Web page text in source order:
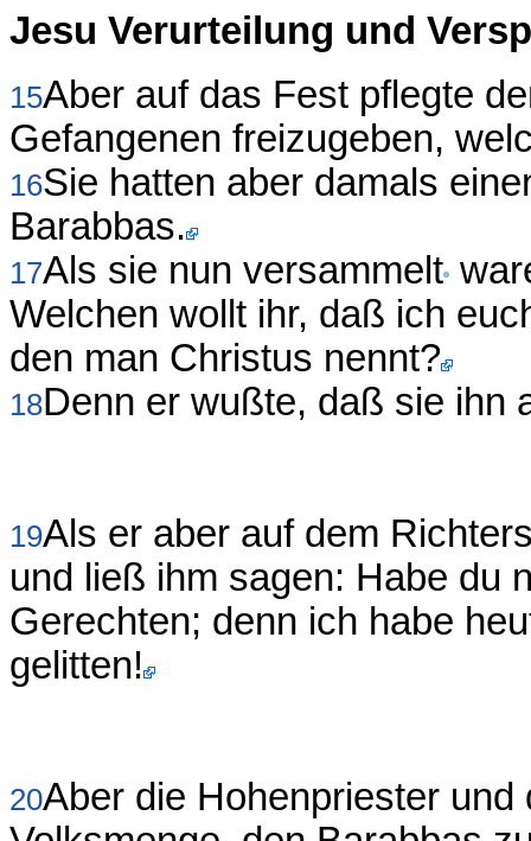
Jesu Verurteilung und
15Aber auf das Fest pflegte
Gefangenen freizugeben,
16Sie hatten aber damals
Barabbas.
17Als sie nun versammelt
Welchen wollt ihr, daß ich
den man Christus nennt?
18Denn er wußte, daß sie ihn
19Als er aber auf dem
und ließ ihm sagen: Habe du
Gerechten; denn ich habe
gelitten!
20Aber die Hohenpriester